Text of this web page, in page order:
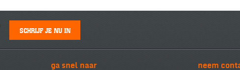
SCHRIJF JE NU IN
ga snel naar neem